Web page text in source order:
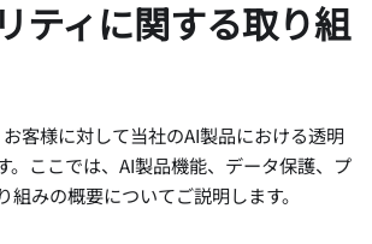
ティに関する取り組
客様に対して当社のAI製品における透明
。ここでは、AI製品機能、データ保護、プ
組みの概要についてご説明します。